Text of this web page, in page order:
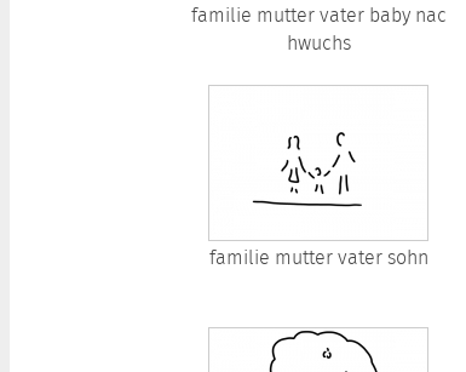
familie mutter vater baby nac
hwuchs
familie mutter vater sohn